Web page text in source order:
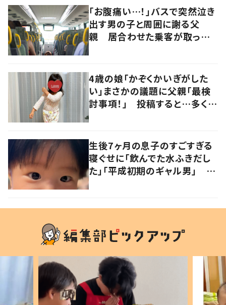
「お腹痛い…！」バスで突然泣き
出す男の子と周囲に謝る父
親 居合わせた乗客が取った
の声
4歳の娘「かぞくかいぎがした
い」まさかの議題に父親「最検
討事項！」 投稿すると…多くの
生後7ヶ月の息子のすごすぎる
寝ぐせに「飲んでた水ふきだし
た」「平成初期のギャル男」 実